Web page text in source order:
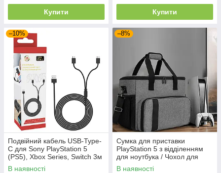
Купити Купити
–10%
Подвійний кабель USB-Type-
C для Sony PlayStation 5
(PS5), Xbox Series, Switch 3м
для двох пристроїв
В наявності
–8%
Сумка для приставки
PlayStation 5 з відділенням
для ноутбука / Чохол для
ігрової консолі PS5
В наявності